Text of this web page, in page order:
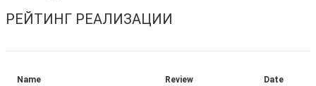
РЕЙТИНГ РЕАЛИЗАЦИИ
Name Review Date